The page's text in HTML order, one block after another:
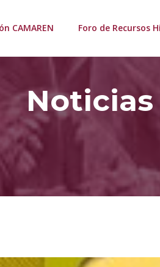
CAMAREN Foro de Recursos
Noticias